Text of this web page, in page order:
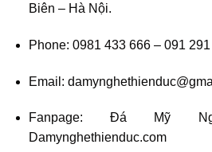
Biên – Hà Nội.
Phone: 0981 433 666 – 091
Email:
Fanpage: Đá Mỹ
Damynghethienduc.com